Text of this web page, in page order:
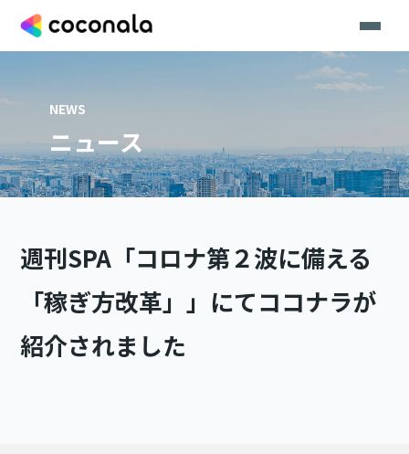
NEWS
ニュース
週刊SPA「コロナ第２波に備える
「稼ぎ方改革」」にてココナラが
紹介されました